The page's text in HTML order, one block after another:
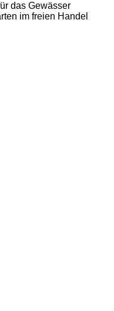
das Gewässer
im freien Handel